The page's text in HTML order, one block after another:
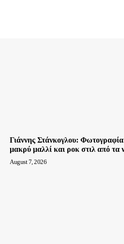
Γιάννης Στάνκογλου:
μακρύ μαλλί και ροκ στιλ από τα
August 7, 2026